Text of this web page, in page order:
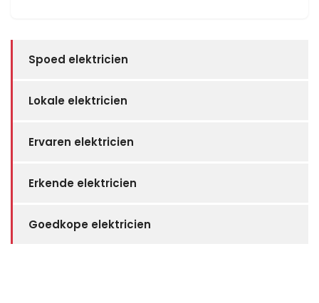
Spoed elektricien
Lokale elektricien
Ervaren elektricien
Erkende elektricien
Goedkope elektricien